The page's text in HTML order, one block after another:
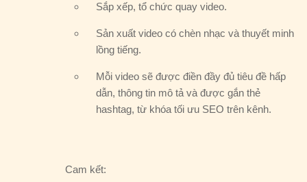
Sắp xếp, tổ chức quay video.
Sản xuất video có chèn nhạc và thuyết minh
lồng tiếng.
Mỗi video sẽ được điền đầy đủ tiêu đề hấp
dẫn, thông tin mô tả và được gắn thẻ
hashtag, từ khóa tối ưu SEO trên kênh.
Cam kết: